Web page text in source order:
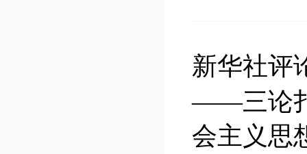
新华社评
——三论
会主义思